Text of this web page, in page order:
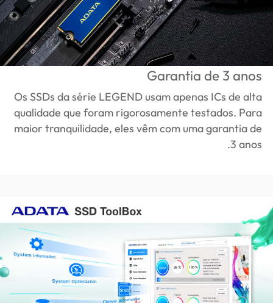
Garantia de 3 anos
Os SSDs da série LEGEND usam apenas ICs de alta
qualidade que foram rigorosamente testados. Para
maior tranquilidade, eles vêm com uma garantia de
3 anos.